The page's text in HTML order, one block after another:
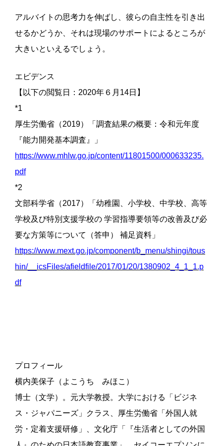
アルバイトの思考力を伸ばし、彼らの自主性を引き出
せるかどうか、それは現場のサポートによるところが
大きいといえるでしょう。
エビデンス
【以下の閲覧日：2020年６月14日】
*1
厚生労働省（2019）「調査結果の概要：令和元年度
『能力開発基本調査』」
https://www.mhlw.go.jp/content/11801500/000633235.
pdf
*2
文部科学省（2017）「幼稚園、小学校、中学校、高等
学校及び特別支援学校の 学習指導要領等の改善及び必
要な方策等について（答申） 補足資料」
https://www.mext.go.jp/component/b_menu/shingi/tous
hin/__icsFiles/afieldfile/2017/01/20/1380902_4_1_1.p
df
プロフィール
横内美保子（よこうち みほこ）
博士（文学）。元大学教授。大学における「ビジネ
ス・ジャパニーズ」クラス、厚生労働省「外国人就
労・定着支援研修」、文化庁「『生活者としての外国